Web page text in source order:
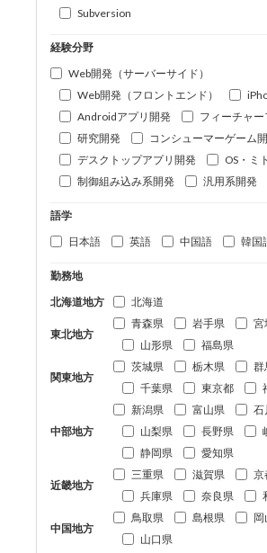
Subversion
経験分野
Web開発（サーバーサイド）
Web開発（フロントエンド）
Androidアプリ開発
フィーチャ
研究開発
コンシューマーゲーム
デスクトップアプリ開発
OS・ミ
制御組み込み系開発
汎用系開発
語学
日本語
英語 中国語 韓国
勤務地
北海道地方
北海道
東北地方
青森県 岩手県 宮
山形県
福島県
関東地方
茨城県 栃木県 群
千葉県
東京都
中部地方
新潟県 富山県 石
山梨県
長野県
静岡県
愛知県
近畿地方
三重県 滋賀県 京
兵庫県
奈良県
中国地方
鳥取県 島根県 岡
山口県